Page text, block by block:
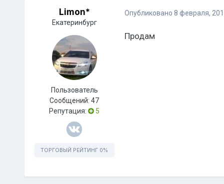
Limon*
Екатеринбург
Пользователь
Сообщений:47
Репутация:
5
ТОРГОВЫЙ РЕЙТИНГ 0%
Опубликовано 8 февраля,
Продам